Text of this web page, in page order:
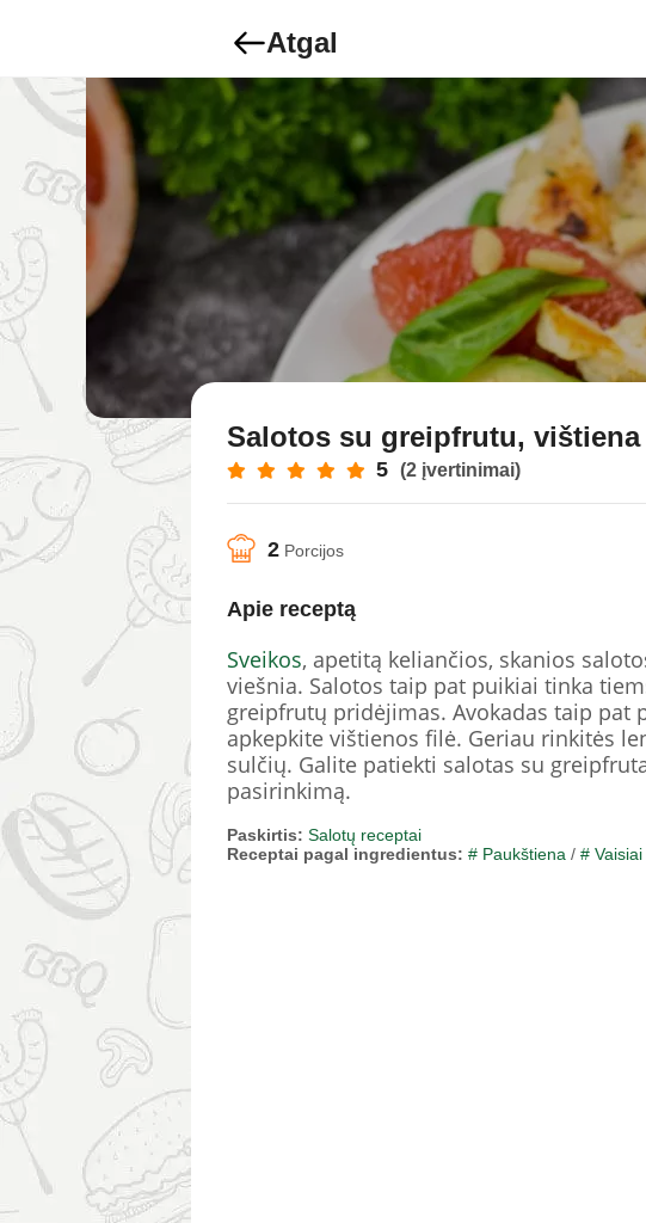
Atgal
Salotos su greipfrutu, vištiena
5 (2 įvertinimai)
2 Porcijos
Apie receptą
Sveikos, apetitą keliančios, skanios
viešnia. Salotos taip pat puikiai tinka
greipfrutų pridėjimas. Avokadas taip pat
apkepkite vištienos filė. Geriau rinkitės
sulčių. Galite patiekti salotas su
pasirinkimą.
Paskirtis: Salotų receptai
Receptai pagal ingredientus: # Paukštiena / # Vaisiai